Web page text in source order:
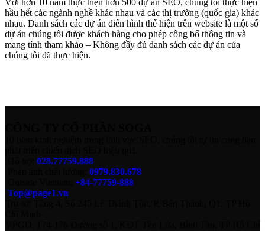
Với hơn 10 năm thực hiện hơn 500 dự án SEO, chúng tôi thực hiện
hầu hết các ngành nghề khác nhau và các thị trường (quốc gia) khác
nhau. Danh sách các dự án điển hình thể hiện trên website là một số
dự án chúng tôi được khách hàng cho phép công bố thông tin và
mang tính tham khảo – Không đầy đủ danh sách các dự án của
chúng tôi đã thực hiện.
028.77759.888
0979.830.678
+84-77759-888
Top@page1.vn